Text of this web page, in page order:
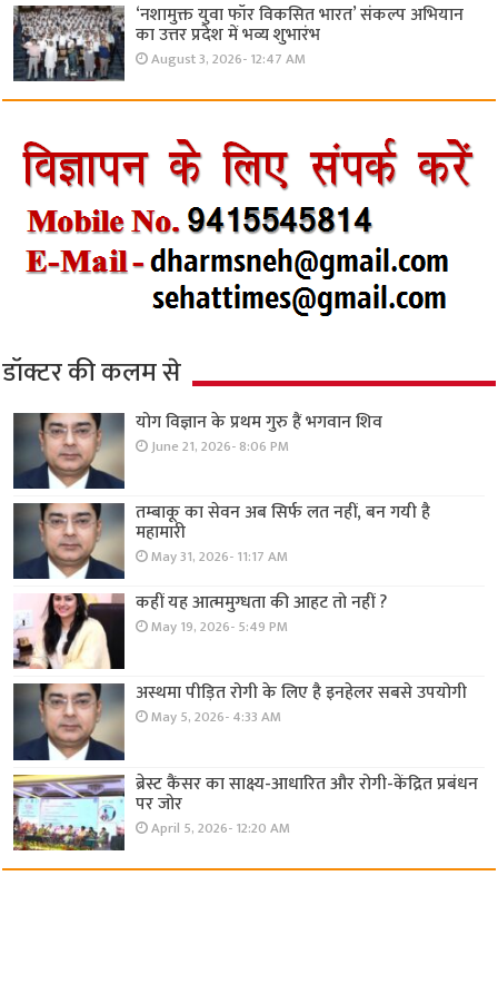
‘नशामुक्त युवा फॉर विकसित भारत’ संकल्प अभियान
का उत्तर प्रदेश में भव्य शुभारंभ
August 3, 2026- 12:47 AM
डॉक्टर की कलम से
योग विज्ञान के प्रथम गुरु हैं भगवान शिव
June 21, 2026- 8:06 PM
तम्बाकू का सेवन अब सिर्फ लत नहीं, बन गयी है
महामारी
May 31, 2026- 11:17 AM
कहीं यह आत्ममुग्धता की आहट तो नहीं ?
May 19, 2026- 5:49 PM
अस्थमा पीड़ित रोगी के लिए है इनहेलर सबसे उपयोगी
May 5, 2026- 4:33 AM
ब्रेस्ट कैंसर का साक्ष्य-आधारित और रोगी-केंद्रित प्रबंधन
पर जोर
April 5, 2026- 12:20 AM